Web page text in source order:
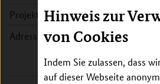
Hinweis zur
von Cookies
Indem Sie zulassen, dass
auf dieser Webseite
Projektleitung:
Prof. Dr.
Adresse:
Jacobs
28759